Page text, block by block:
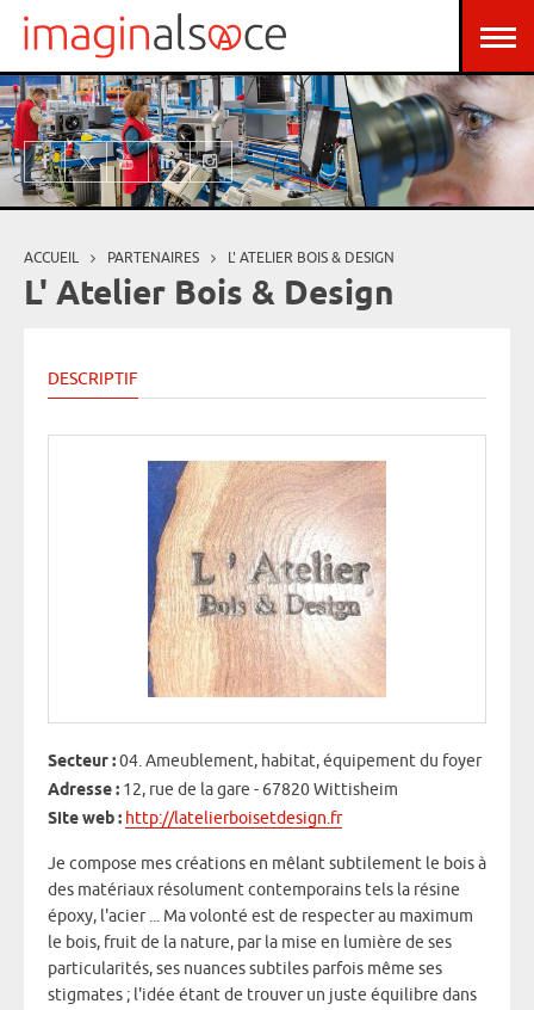
Aller au contenu principal
Vous êtes ici
ACCUEIL PARTENAIRES L' ATELIER BOIS & DESIGN
L' Atelier Bois & Design
DESCRIPTIF
Secteur :04. Ameublement, habitat, équipement du foyer
Adresse : 12, rue de la gare - 67820 Wittisheim
Site web : http://latelierboisetdesign.fr
Je compose mes créations en mêlant subtilement le bois à
des matériaux résolument contemporains tels la résine
époxy, l'acier ... Ma volonté est de respecter au maximum
le bois, fruit de la nature, par la mise en lumière de ses
particularités, ses nuances subtiles parfois même ses
stigmates ; l'idée étant de trouver un juste équilibre dans
Panneau de gestion des cookies